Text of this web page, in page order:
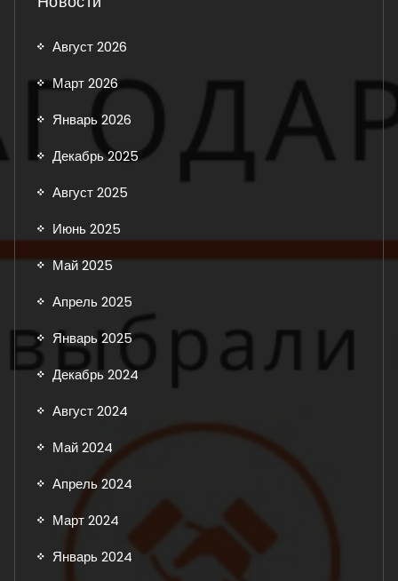
Август 2026
Март 2026
Январь 2026
Декабрь 2025
Август 2025
Июнь 2025
Май 2025
Апрель 2025
Январь 2025
Декабрь 2024
Август 2024
Май 2024
Апрель 2024
Март 2024
Январь 2024